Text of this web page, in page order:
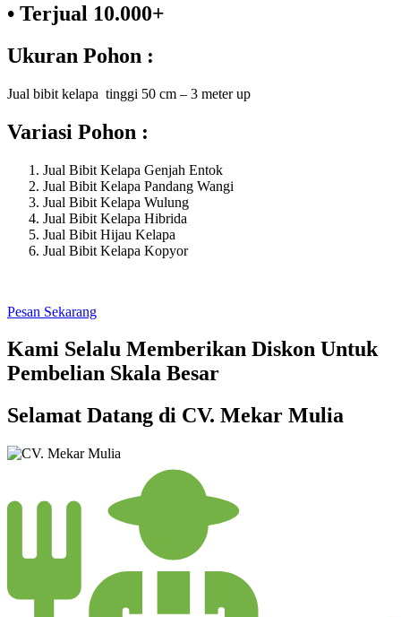
• Terjual 10.000+
Ukuran Pohon :
Jual bibit kelapa tinggi 50 cm – 3 meter up
Variasi Pohon :
Jual Bibit Kelapa Genjah Entok
Jual Bibit Kelapa Pandang Wangi
Jual Bibit Kelapa Wulung
Jual Bibit Kelapa Hibrida
Jual Bibit Hijau Kelapa
Jual Bibit Kelapa Kopyor
Pesan Sekarang
Kami Selalu Memberikan Diskon Untuk
Pembelian Skala Besar
Selamat Datang di CV. Mekar Mulia